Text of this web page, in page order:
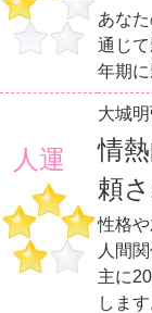
あな
通じ
年期に
人運
大城
情
頼さ
性格
人間
主に
します